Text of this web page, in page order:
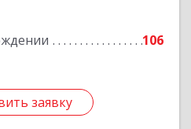
106
заявку
заявку